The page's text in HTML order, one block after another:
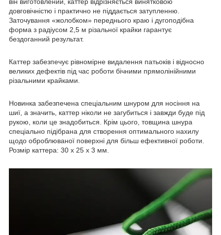
він виготовлений, каттер відрізняється винятковою
довговічністю і практично не піддається затупленню.
Заточування «жолобком» переднього краю і дугоподібна
форма з радіусом 2,5 м різальної крайки гарантує
бездоганний результат.
Каттер забезпечує рівномірне видалення патьоків і відносно
великих дефектів під час роботи бічними прямолінійними
різальними крайками.
Новинка забезпечена спеціальним шнуром для носіння на
шиї, а значить, каттер ніколи не загубиться і завжди буде під
рукою, коли це знадобиться. Крім цього, товщина шнура
спеціально підібрана для створення оптимального нахилу
щодо оброблюваної поверхні для більш ефективної роботи.
Розмір каттера: 30 х 25 х 3 мм.